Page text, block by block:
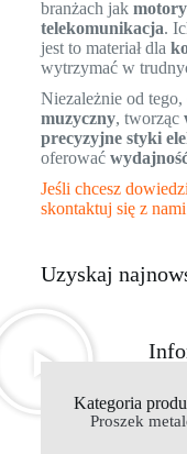
branżach jak
telekomunikacja.
jest to materiał dla
wytrzymać w
Niezależnie od
muzyczny, tworząc
precyzyjne styki
oferować
Jeśli chcesz
skontaktuj się z nami
Uzyskaj
Kategoria
Proszek